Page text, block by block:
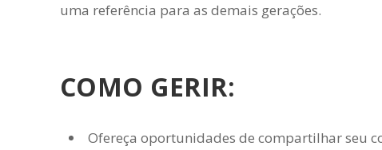
uma referência para as demais gerações.
COMO GERIR:
Ofereça oportunidades de compartilhar seu